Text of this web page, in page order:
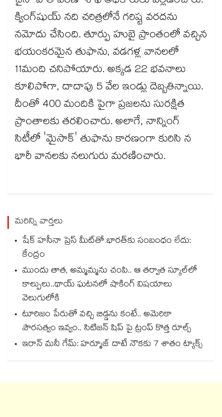
క్వింగ్‌‌షుయ్ నది చరిత్రలోనే గరిష్ట వరదను
నమోదు చేసింది. తూర్పు హుబై ప్రాంతంలో వచ్చిన
భయంకరమైన తుఫాను, వడగళ్ల వానలలో
11మంది చనిపోయారు. అక్కడ 22 భవనాలు
కూలిపోగా, దాదాపు 5 వేల ఇండ్లు దెబ్బతిన్నాయి.
దీంతో 400 మందికి పైగా ప్రజలను సురక్షిత
ప్రాంతాలకు తరలించారు. అలాగే, నాన్నింగ్
సిటీలో 'మైసాక్' తుఫాను కారణంగా కురిసి న
భారీ వానలకు నలుగురు మరణించారు.
మరిన్ని వార్తలు
షేక్ హసీనా ప్రెస్ మీట్‎తో భారత్‎కు సంబంధం లేదు:
కేంద్రం
ముందు తాత, అమ్మమ్మను చంపి.. ఆ తర్వాత స్కూల్‌లో
కాల్పులు..థాయ్ ఘటనలో షాకింగ్ విషయాలు
వెలుగులోకి
టూరిజం పేరుతో వచ్చి బిడ్డను కంటే.. అమెరికా
పౌరసత్వం ఇవ్వం.. సిటిజన్ షిప్ పై ట్రంప్ కొత్త రూల్స్
ఇరాన్ మనీ గేమ్: హర్మూజ్ దాటే నౌకకు 7 శాతం ట్యాక్స్